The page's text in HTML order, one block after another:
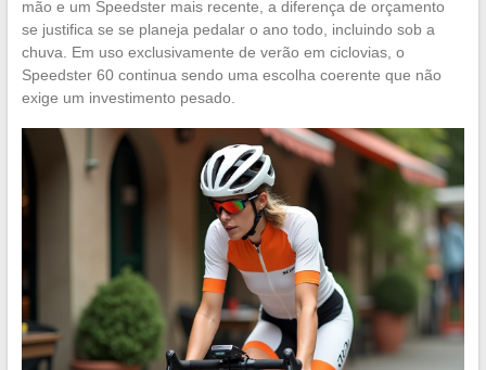
mão e um Speedster mais recente, a diferença de orçamento
se justifica se se planeja pedalar o ano todo, incluindo sob a
chuva. Em uso exclusivamente de verão em ciclovias, o
Speedster 60 continua sendo uma escolha coerente que não
exige um investimento pesado.